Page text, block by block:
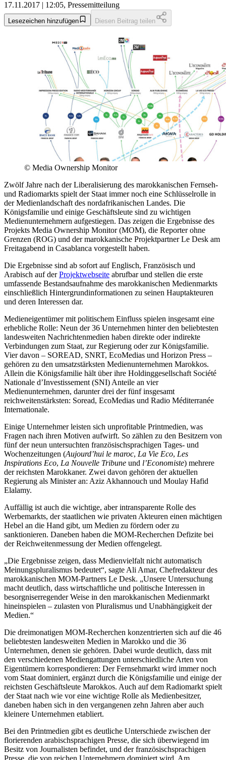
17.11.2017 | 12:05, Pressemitteilung
Lesezeichen hinzufügen Diesen Beitrag teilen
© Media Ownership Monitor
Zwölf Jahre nach der Liberalisierung des marokkanischen Fernseh-
und Radiomarkts spielt der Staat immer noch eine Schlüsselrolle in
der Medienlandschaft des nordafrikanischen Landes. Die
Königsfamilie und einige Geschäftsleute sind zu wichtigen
Medienunternehmern aufgestiegen. Das zeigen die Ergebnisse des
Projekts Media Ownership Monitor (MOM), die Reporter ohne
Grenzen (ROG) und der marokkanische Projektpartner Le Desk am
Freitagabend in Casablanca vorgestellt haben.
Die Ergebnisse sind ab sofort auf Englisch, Französisch und
Arabisch auf derProjektwebseite abrufbar und stellen die erste
umfassende Bestandsaufnahme des marokkanischen Medienmarkts
einschließlich Hintergrundinformationen zu seinen Hauptakteuren
und deren Interessen dar.
Medieneigentümer mit politischem Einfluss spielen insgesamt eine
erhebliche Rolle: Neun der 36 Unternehmen hinter den beliebtesten
landesweiten Nachrichtenmedien haben direkte oder indirekte
Verbindungen zum Staat, zur Regierung oder zur Königsfamilie.
Vier davon – SOREAD, SNRT, EcoMedias und Horizon Press –
gehören zu den umsatzstärksten Medienunternehmen Marokkos.
Allein die Königsfamilie hält über ihre Holdinggesellschaft Société
Nationale d’Investissement (SNI) Anteile an vier
Medienunternehmen, darunter drei der fünf insgesamt
reichweitenstärksten: Soread, EcoMedias und Radio Méditerranée
Internationale.
Einige Unternehmer leisten sich unprofitable Printmedien, was
Fragen nach ihren Motiven aufwirft. So zählen zu den Besitzern von
fünf der neun untersuchten französischsprachigen Tages- und
Wochenzeitungen (Aujourd’hui le maroc, La Vie Eco, Les
Inspirations Eco, La Nouvelle Tribune und l’Economiste) mehrere
der reichsten Marokkaner. Zwei davon gehören der aktuellen
Regierung als Minister an: Aziz Akhannouch und Moulay Hafid
Elalamy.
Auffällig ist auch die wichtige, aber intransparente Rolle des
Werbemarkts, der staatlichen wie privaten Akteuren einen mächtigen
Hebel an die Hand gibt, um Medien zu fördern oder zu
sanktionieren. Daneben haben die MOM-Recherchen Defizite bei
der Reichweitenmessung der Medien offengelegt.
„Die Ergebnisse zeigen, dass Medienvielfalt nicht automatisch
Meinungspluralismus bedeutet“, sagte Ali Amar, Chefredakteur des
marokkanischen MOM-Partners Le Desk. „Unsere Untersuchung
macht deutlich, dass wirtschaftliche und politische Interessen in
besorgniserregender Weise in den marokkanischen Medienmarkt
hineinspielen – zulasten von Pluralismus und Unabhängigkeit der
Medien.“
Die dreimonatigen MOM-Recherchen konzentrierten sich auf die 46
beliebtesten landesweiten Medien in Marokko und die 36
Unternehmen, denen sie gehören. Dabei wurde deutlich, dass mit
den verschiedenen Mediengattungen unterschiedliche Arten von
Eigentümern korrespondieren: Der Fernsehmarkt wird immer noch
vom Staat dominiert, ergänzt durch die Königsfamilie und einige der
reichsten Geschäftsleute Marokkos. Auch auf dem Radiomarkt spielt
der Staat nach wie vor eine wichtige Rolle als Medienbesitzer,
daneben haben sich in den vergangenen zehn Jahren aber auch
kleinere Unternehmen etabliert.
Bei den Printmedien gibt es deutliche Unterschiede zwischen der
florierenden arabischsprachigen Presse, die sich überwiegend im
Besitz von Journalisten befindet, und der französischsprachigen
Presse, die von reichen Unternehmern dominiert wird. Am